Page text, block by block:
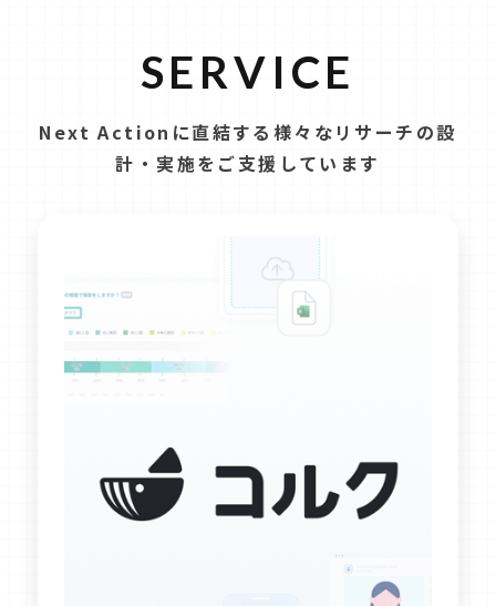
SERVICE
Next Actionに直結する様々なリサーチの設
計・実施をご支援しています